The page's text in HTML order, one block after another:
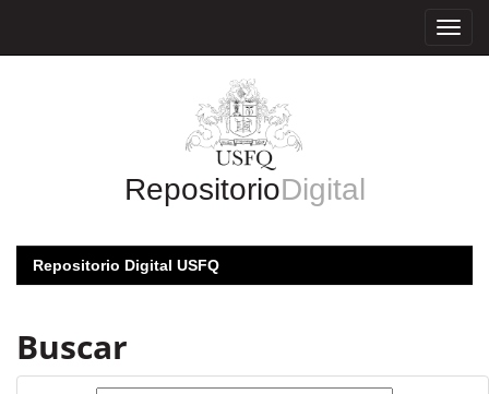
RepositorioDigital
Repositorio Digital USFQ
Buscar